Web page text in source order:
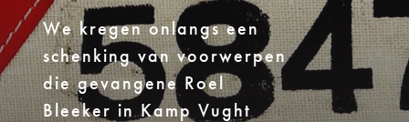
We kregen onlangs een
schenking van voorwerpen
die gevangene Roel
Bleeker in Kamp Vught